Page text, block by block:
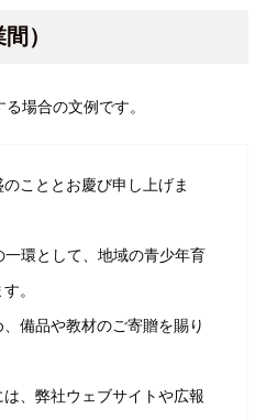
）
場合の文例です。
こととお慶び申し上げま
環として、地域の青少年育
。
備品や教材のご寄贈を賜り
、弊社ウェブサイトや広報